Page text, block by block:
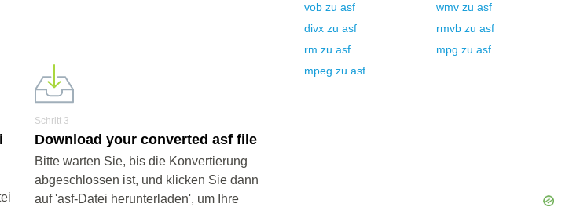
Schritt 3
Download your converted asf file
Bitte warten Sie, bis die Konvertierung
abgeschlossen ist, und klicken Sie dann
auf 'asf-Datei herunterladen', um Ihre
vob zu asf wmv zu asf
divx zu asf rmvb zu asf
rm zu asf mpg zu asf
mpeg zu asf